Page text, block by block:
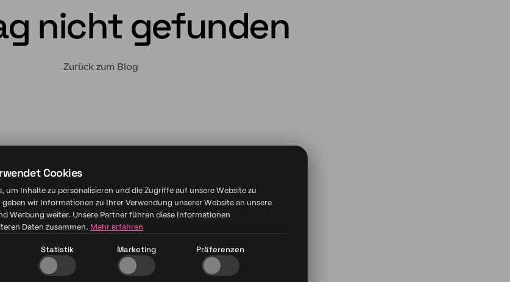
Cookies
um Inhalte zu personalisieren und die Zugriffe auf unsere Website zu
wir Informationen zu Ihrer Verwendung unserer Website an unsere
Werbung weiter. Unsere Partner führen diese Informationen
Daten zusammen. Mehr erfahren
Statistik Marketing Präferenzen
nicht gefunden
Zurück zum Blog